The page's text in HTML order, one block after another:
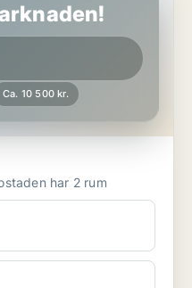
Ca. 10 500 kr.
att hyra i Malmö Bostaden har 2 rum